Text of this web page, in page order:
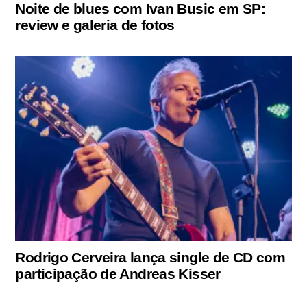
Noite de blues com Ivan Busic em SP:
review e galeria de fotos
Rodrigo Cerveira lança single de CD com
participação de Andreas Kisser